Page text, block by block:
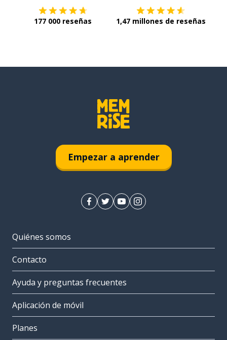
177 000 reseñas 1,47 millones de reseñas
Empezar a aprender
Quiénes somos
Contacto
Ayuda y preguntas frecuentes
Aplicación de móvil
Planes